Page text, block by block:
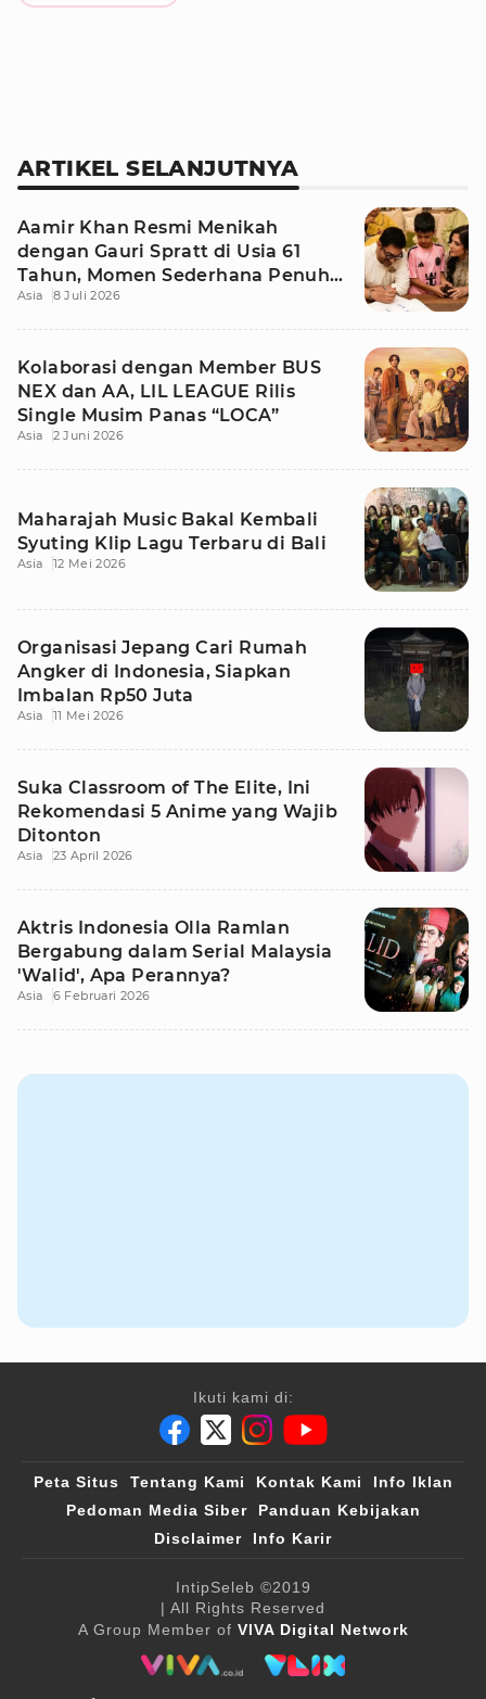
ARTIKEL SELANJUTNYA
Aamir Khan Resmi Menikah
dengan Gauri Spratt di Usia 61
Tahun, Momen Sederhana Penuh
Kehangatan
Asia 8 Juli 2026
Kolaborasi dengan Member BUS
NEX dan AA, LIL LEAGUE Rilis
Single Musim Panas “LOCA”
Asia 2 Juni 2026
Maharajah Music Bakal Kembali
Syuting Klip Lagu Terbaru di Bali
Asia 12 Mei 2026
Organisasi Jepang Cari Rumah
Angker di Indonesia, Siapkan
Imbalan Rp50 Juta
Asia 11 Mei 2026
Suka Classroom of The Elite, Ini
Rekomendasi 5 Anime yang Wajib
Ditonton
Asia 23 April 2026
Aktris Indonesia Olla Ramlan
Bergabung dalam Serial Malaysia
'Walid', Apa Perannya?
Asia 6 Februari 2026
Ikuti kami di:
Peta Situs Tentang Kami Kontak Kami
Info Iklan
Pedoman Media Siber
Panduan Kebijakan
Disclaimer
Info Karir
IntipSeleb ©2019
| All Rights Reserved
A Group Member of VIVA Digital Network